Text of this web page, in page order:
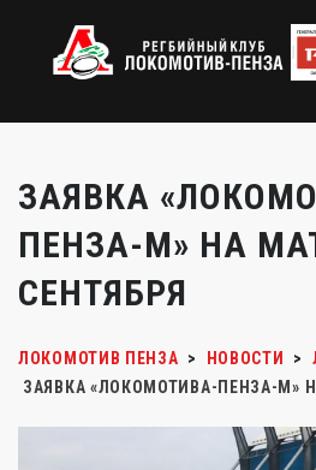
ЗАЯВКА
ПЕНЗА-М» НА
СЕНТЯБРЯ
ЛОКОМОТИВ ПЕНЗА > НОВОСТИ >
ЗАЯВКА «ЛОКОМОТИВА-ПЕНЗА-М»